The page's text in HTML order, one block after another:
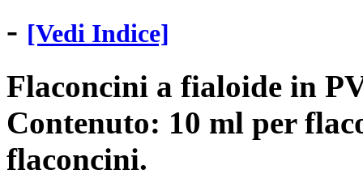
- [Vedi Indice]
Flaconcini a fialoide in
Contenuto: 10 ml per
flaconcini.